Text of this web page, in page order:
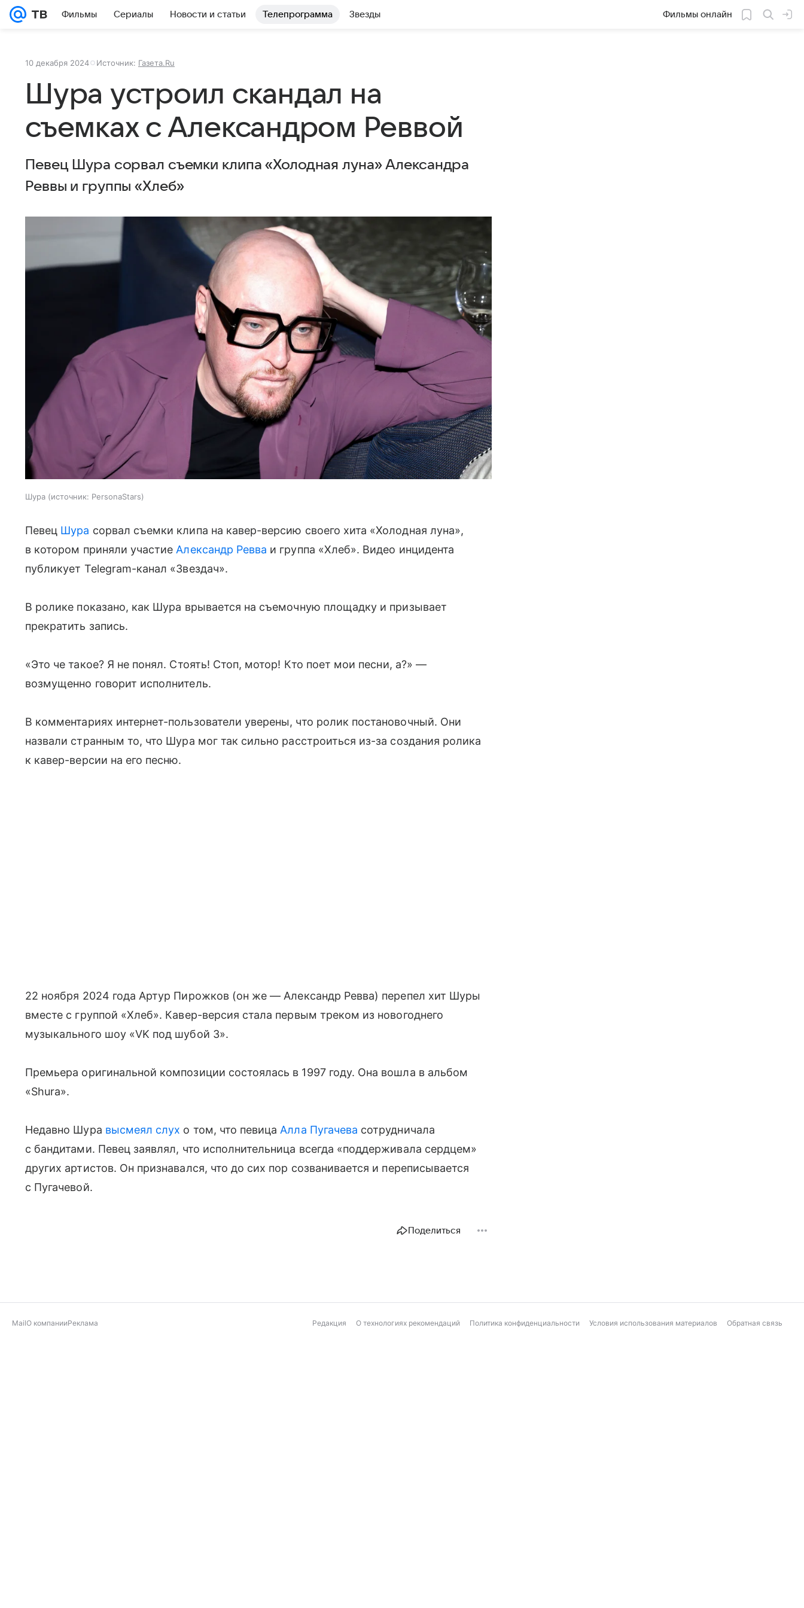
Фильмы Сериалы Новости и статьи Телепрограмма Звезды Фильмы онлайн
10 декабря 2024 Источник: Газета.Ru
Шура устроил скандал на
съемках с Александром Реввой
Певец Шура сорвал съемки клипа «Холодная луна» Александра
Реввы и группы «Хлеб»
Шура источник: PersonaStars
Певец Шура сорвал съемки клипа на кавер-версию своего хита «Холодная луна»,
в котором приняли участие Александр Ревва и группа «Хлеб». Видео инцидента
публикует Telegram-канал «Звездач».
В ролике показано, как Шура врывается на съемочную площадку и призывает
прекратить запись.
«Это че такое? Я не понял. Стоять! Стоп, мотор! Кто поет мои песни, а?» —
возмущенно говорит исполнитель.
В комментариях интернет-пользователи уверены, что ролик постановочный. Они
назвали странным то, что Шура мог так сильно расстроиться из-за создания ролика
к кавер-версии на его песню.
22 ноября 2024 года Артур Пирожков (он же — Александр Ревва) перепел хит Шуры
вместе с группой «Хлеб». Кавер-версия стала первым треком из новогоднего
музыкального шоу «VK под шубой 3».
Премьера оригинальной композиции состоялась в 1997 году. Она вошла в альбом
«Shura».
Недавно Шура высмеял слух о том, что певица Алла Пугачева сотрудничала
с бандитами. Певец заявлял, что исполнительница всегда «поддерживала сердцем»
других артистов. Он признавался, что до сих пор созванивается и переписывается
с Пугачевой.
Поделиться
MailО компанииРеклама Редакция О технологиях рекомендаций Политика конфиденциальности Условия использования материалов Обратная связь